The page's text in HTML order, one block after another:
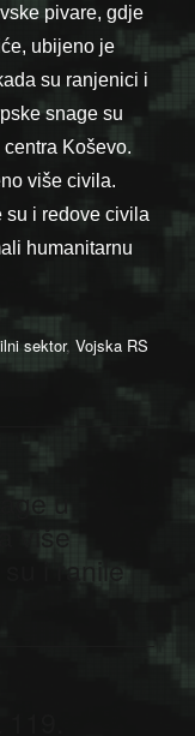
pivare, gdje
ubijeno je
su ranjenici i
snage su
Koševo.
više civila.
su i redove civila
humanitarnu
sektor,Vojska RS
u
više
i ranile